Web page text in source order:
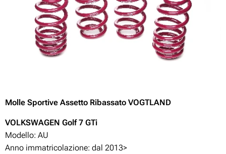
Molle Sportive Assetto Ribassato VOGTLAND
VOLKSWAGEN Golf 7 GTi
Modello: AU
Anno immatricolazione: dal 2013>